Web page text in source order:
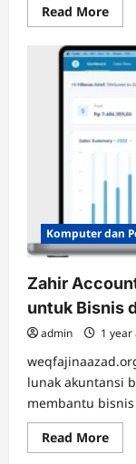
Read MoreRead
more
3
5G,
Mid-
Komputer dan
Zahir
untuk Bisnis
admin 1 year
lunak akuntansi
membantu
Read MoreRead
more